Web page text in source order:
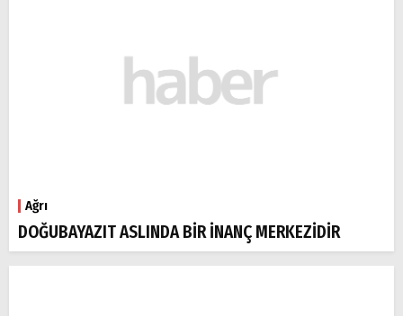
Ağrı
DOĞUBAYAZIT ASLINDA BİR İNANÇ MERKEZİDİR